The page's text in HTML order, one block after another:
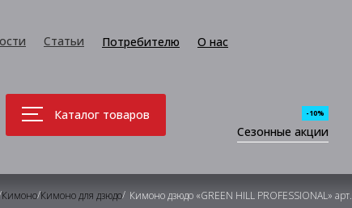
Статьи Потребителю О нас
Каталог товаров
Сезонные акции
-10%
Кимоно/Кимоно для дзюдо/ Кимоно дзюдо «GREEN HILL PROFESSIONAL»